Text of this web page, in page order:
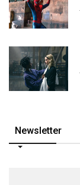
Newsletter